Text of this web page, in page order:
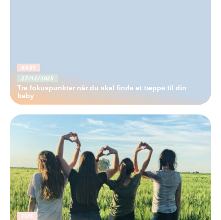
BABY
27/12/2025
Tre fokuspunkter når du skal finde et tæppe til din
baby
TIPS